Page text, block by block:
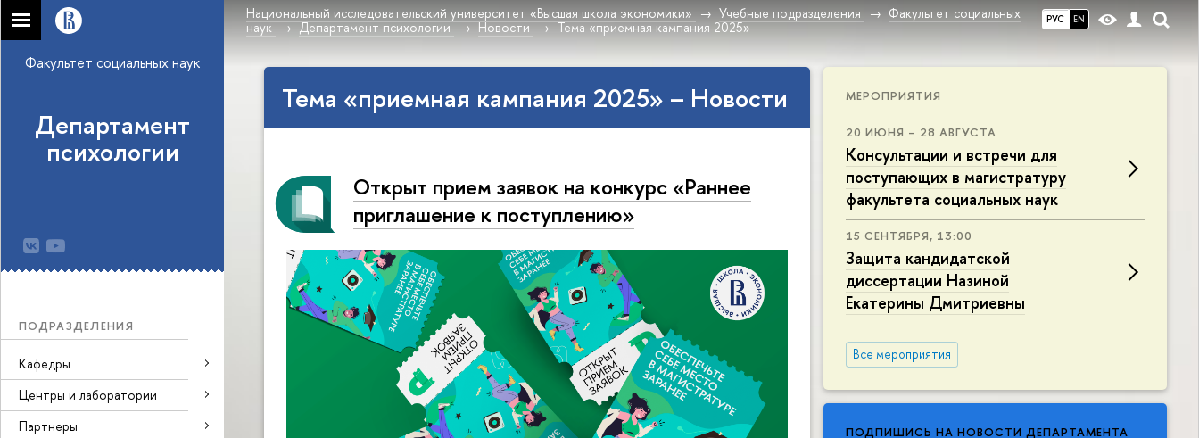
РУС EN
Национальный исследовательский университет «Высшая школа экономики» Учебные подразделения
Факультет социальных
наук
Департамент психологии Новости Тема «приемная кампания 2025»
Факультет социальных наук
Департамент
психологии
ПОДРАЗДЕЛЕНИЯ
Кафедры
Центры и лаборатории
Партнеры
МЕРОПРИЯТИЯ
20 ИЮНЯ – 28 АВГУСТА
Консультации и встречи для
поступающих в магистратуру
факультета социальных наук
15 СЕНТЯБРЯ, 13:00
Защита кандидатской
диссертации Назиной
Екатерины Дмитриевны
Все мероприятия
ПОДПИШИСЬ НА НОВОСТИ ДЕПАРТАМЕНТА
Тема «приемная кампания 2025» – Новости
Открыт прием заявок на конкурс «Раннее
приглашение к поступлению»